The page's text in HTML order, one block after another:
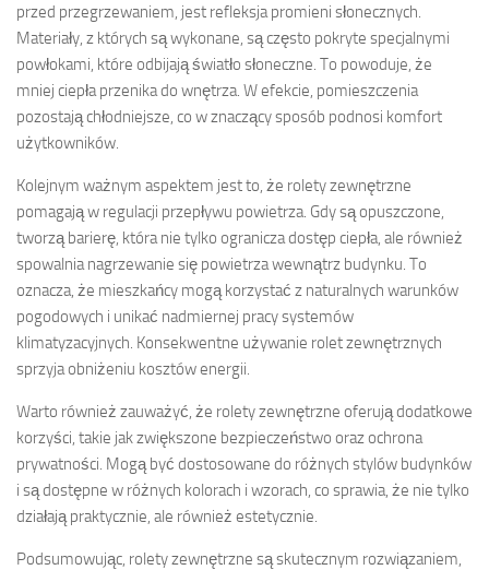
przed przegrzewaniem, jest refleksja promieni słonecznych.
Materiały, z których są wykonane, są często pokryte specjalnymi
powłokami, które odbijają światło słoneczne. To powoduje, że
mniej ciepła przenika do wnętrza. W efekcie, pomieszczenia
pozostają chłodniejsze, co w znaczący sposób podnosi komfort
użytkowników.
Kolejnym ważnym aspektem jest to, że rolety zewnętrzne
pomagają w regulacji przepływu powietrza. Gdy są opuszczone,
tworzą barierę, która nie tylko ogranicza dostęp ciepła, ale również
spowalnia nagrzewanie się powietrza wewnątrz budynku. To
oznacza, że mieszkańcy mogą korzystać z naturalnych warunków
pogodowych i unikać nadmiernej pracy systemów
klimatyzacyjnych. Konsekwentne używanie rolet zewnętrznych
sprzyja obniżeniu kosztów energii.
Warto również zauważyć, że rolety zewnętrzne oferują dodatkowe
korzyści, takie jak zwiększone bezpieczeństwo oraz ochrona
prywatności. Mogą być dostosowane do różnych stylów budynków
i są dostępne w różnych kolorach i wzorach, co sprawia, że nie tylko
działają praktycznie, ale również estetycznie.
Podsumowując, rolety zewnętrzne są skutecznym rozwiązaniem,